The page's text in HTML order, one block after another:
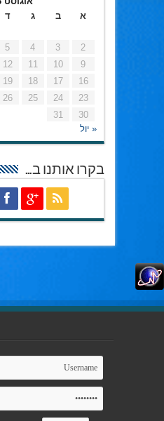
א
ב ג ד
2
3
4
5
9
10
11
12
16
17
18
19
23
24
25
26
30
31
« יול
בקרו אותנו ב…